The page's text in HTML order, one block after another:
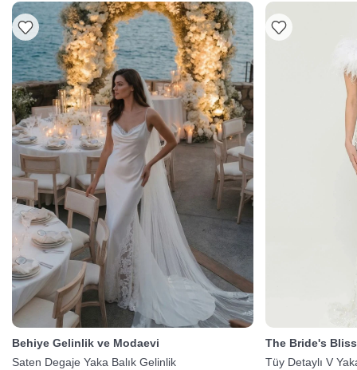
Behiye Gelinlik ve Modaevi
Saten Degaje Yaka Balık Gelinlik
The Bride's Bliss
Tüy Detaylı V